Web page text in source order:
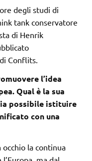
degli studi di
tank conservatore
di Henrik
Conflits.
l’idea
Qual è la sua
possibile istituire
con una
la continua